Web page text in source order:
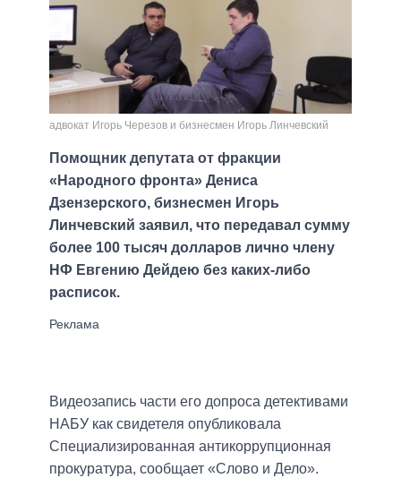
адвокат Игорь Черезов и бизнесмен Игорь Линчевский
Помощник депутата от фракции
«Народного фронта» Дениса
Дзензерского, бизнесмен Игорь
Линчевский заявил, что передавал сумму
более 100 тысяч долларов лично члену
НФ Евгению Дейдею без каких-либо
расписок.
Видеозапись части его допроса детективами
НАБУ как свидетеля опубликовала
Специализированная антикоррупционная
прокуратура, сообщает «Слово и Дело».